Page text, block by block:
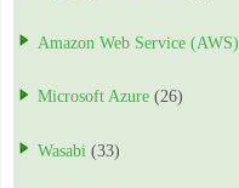
Amazon Web Service (AWS)
Microsoft Azure (26)
Wasabi (33)